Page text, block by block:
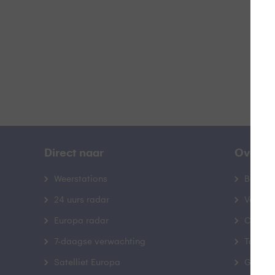
Direct naar
Weerstations
24 uurs radar
Europa radar
7-daagse verwachting
Satelliet Europa
Over
Contact